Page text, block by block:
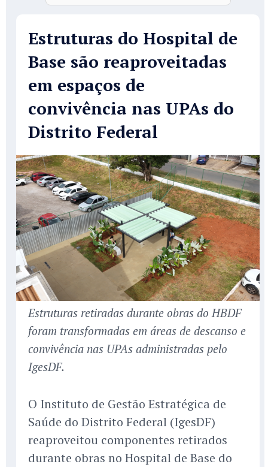
Estruturas do Hospital de
Base são reaproveitadas
em espaços de
convivência nas UPAs do
Distrito Federal
Estruturas retiradas durante obras do HBDF
foram transformadas em áreas de descanso e
convivência nas UPAs administradas pelo
IgesDF.
O Instituto de Gestão Estratégica de
Saúde do Distrito Federal (IgesDF)
reaproveitou componentes retirados
durante obras no Hospital de Base do